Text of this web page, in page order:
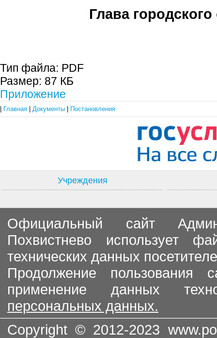
Глава городского
Тип файла: PDF
Размер: 87 КБ
Приложение
Главная Документы Постановления
Учреждения
Официальный сайт
Похвистнево использует
технических данных
Продолжение пользования
применение данных
персональных данных.
Copyright © 2012-2023